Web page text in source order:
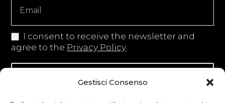
Gestisci Consenso
I consent to receive the newsletter and
agree to the Privacy Policy
Iscriviti alla newsletter